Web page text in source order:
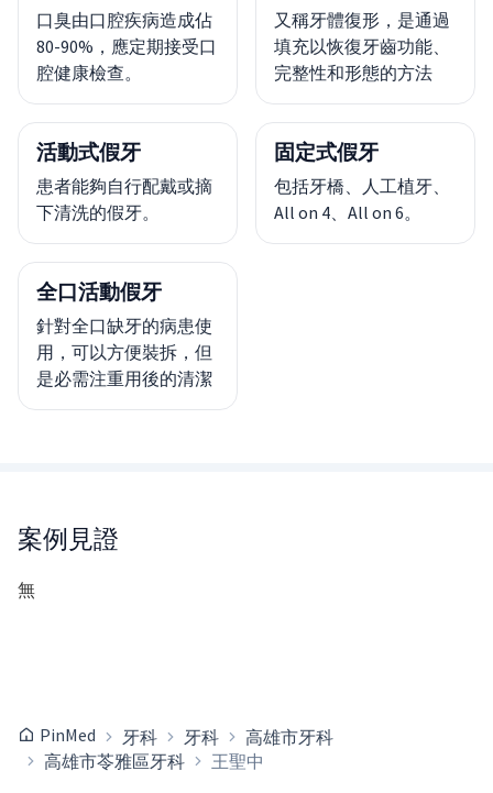
口臭由口腔疾病造成佔
80-90%，應定期接受口
腔健康檢查。
又稱牙體復形，是通過
填充以恢復牙齒功能、
完整性和形態的方法
活動式假牙
患者能夠自行配戴或摘
下清洗的假牙。
固定式假牙
包括牙橋、人工植牙、
All on 4、All on 6。
全口活動假牙
針對全口缺牙的病患使
用，可以方便裝拆，但
是必需注重用後的清潔
案例見證
無
PinMed 牙科 牙科
高雄市牙科
高雄市苓雅區牙科
王聖中